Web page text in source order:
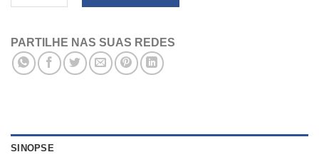
PARTILHE NAS SUAS REDES
SINOPSE